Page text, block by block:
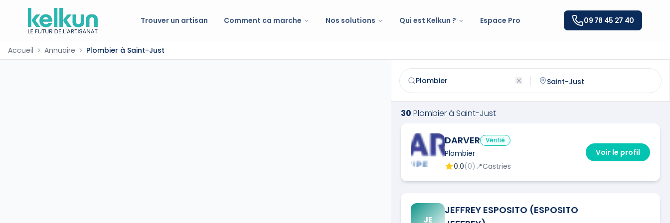
Trouver un artisan Comment ca marche Nos solutions Qui est Kelkun ? Espace Pro 09 78 45 27 40
Accueil Annuaire Plombier à Saint-Just
Trouvez et contactez un
plombier qualifié à Saint-Just
30 Plombierà Saint-Just
DARVER Vérifié
Plombier
0.0(0) 📍Castries
Voir le profil
JE
JEFFREY ESPOSITO (ESPOSITO